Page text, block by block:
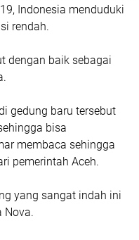
Indonesia menduduki
rendah.
dengan baik sebagai
gedung baru tersebut
bisa
membaca sehingga
pemerintah Aceh.
yang sangat indah ini
Nova.